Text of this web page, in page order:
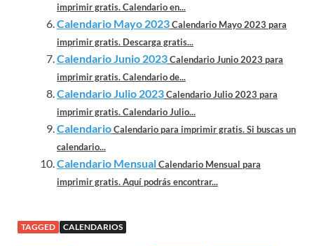
imprimir gratis. Calendario en...
Calendario Mayo 2023Calendario Mayo 2023 para
imprimir gratis. Descarga gratis...
Calendario Junio 2023Calendario Junio 2023 para
imprimir gratis. Calendario de...
Calendario Julio 2023Calendario Julio 2023 para
imprimir gratis. Calendario Julio...
CalendarioCalendario para imprimir gratis. Si buscas un
calendario...
Calendario MensualCalendario Mensual para
imprimir gratis. Aquí podrás encontrar...
TAGGED CALENDARIOS